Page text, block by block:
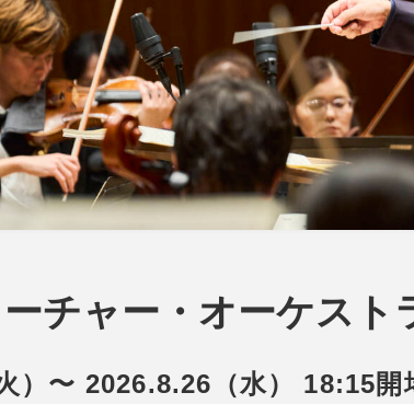
チャー・オーケスト
）〜 2026.8.26（水） 18:15開